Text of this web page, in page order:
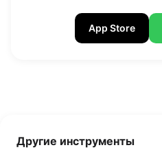
App Store
Другие инструменты